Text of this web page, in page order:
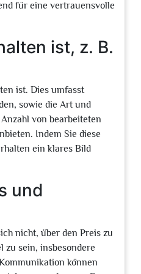
für eine vertrauensvolle
ist, z. B.
ist. Dies umfasst
sowie die Art und
von bearbeiteten
Indem Sie diese
ein klares Bild
und
nicht, über den Preis zu
zu sein, insbesondere
können